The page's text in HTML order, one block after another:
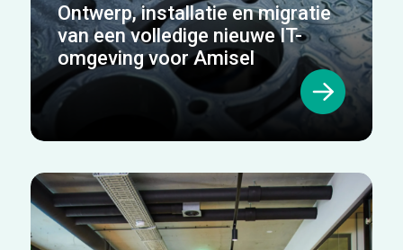
Ontwerp, installatie en migratie
van een volledige nieuwe IT-
omgeving voor Amisel